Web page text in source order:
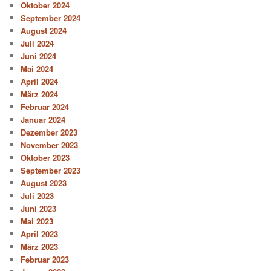
Oktober 2024
September 2024
August 2024
Juli 2024
Juni 2024
Mai 2024
April 2024
März 2024
Februar 2024
Januar 2024
Dezember 2023
November 2023
Oktober 2023
September 2023
August 2023
Juli 2023
Juni 2023
Mai 2023
April 2023
März 2023
Februar 2023